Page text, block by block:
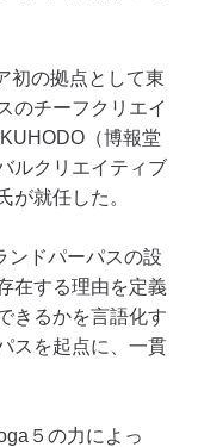
初の拠点として東
のチーフクリエイ
（博報堂
ルクリエイティブ
が就任した。
ドパーパスの設
在する理由を定義
きるかを言語化す
スを起点に、一貫
５の力によっ